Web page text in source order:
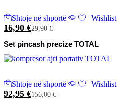
Shtoje në shportë Wishlist
16,90 €29,90€
Set pincash precize TOTAL
Shtoje në shportë Wishlist
92,95 €156,00€